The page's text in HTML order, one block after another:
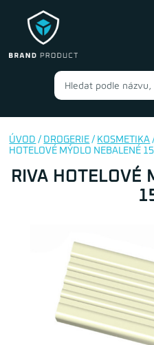
ÚVOD / DROGERIE / KOSMETIKA
HOTELOVÉ MÝDLO NEBALENÉ
RIVA HOTELOVÉ